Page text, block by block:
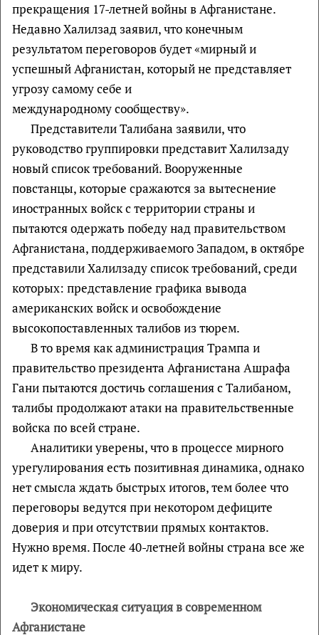
прекращения 17-летней войны в Афганистане.
Недавно Халилзад заявил, что конечным
результатом переговоров будет «мирный и
успешный Афганистан, который не представляет
угрозу самому себе и
международному сообществу».
Представители Талибана заявили, что
руководство группировки представит Халилзаду
новый список требований. Вооруженные
повстанцы, которые сражаются за вытеснение
иностранных войск с территории страны и
пытаются одержать победу над правительством
Афганистана, поддерживаемого Западом, в октябре
представили Халилзаду список требований, среди
которых: представление графика вывода
американских войск и освобождение
высокопоставленных талибов из тюрем.
В то время как администрация Трампа и
правительство президента Афганистана Ашрафа
Гани пытаются достичь соглашения с Талибаном,
талибы продолжают атаки на правительственные
войска по всей стране.
Аналитики уверены, что в процессе мирного
урегулирования есть позитивная динамика, однако
нет смысла ждать быстрых итогов, тем более что
переговоры ведутся при некотором дефиците
доверия и при отсутствии прямых контактов.
Нужно время. После 40-летней войны страна все же
идет к миру.
Экономическая ситуация в современном
Афганистане